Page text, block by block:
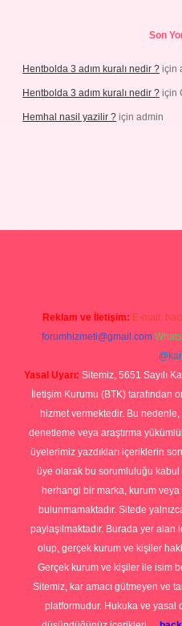
Son
Hentbolda 3 adım kuralı nedir ? için
Hentbolda 3 adım kuralı nedir ? için
Hemhal nasil yazilir ? için admin
Reklam ve İletişim: E-mail:
forumhizmeti@gmail.com
Yasal Uyarı: Sitemiz, 5651 Sayılı
İletişim Kurumu (BTK) tarafından
hizmet vermektedir. Bu
denetleme veya araştırma
üyelerimiz yazdıkları içeriklerin
üye olarak bu sorumluluğu kabul
herhangi bir marka, kurum veya
bulunmamaktadır. Sitede
paylaşılmaktadır. Burada yer
olup, gerçek kurum ve kişiler
Gerçek kurum ve kişiler ile isim
Sitemiz, kar amacı gütmeyen ve
platformudur. Hukuka ve yasal